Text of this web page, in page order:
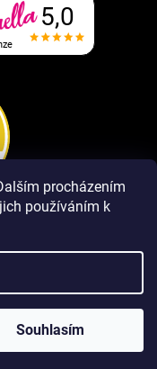
procházením
používáním k
Souhlasím
5,0
práva vyhrazena.